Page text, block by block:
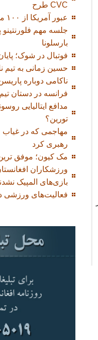
طرح CVC
عبور آمریکا از ۱۰۰ مدال در توکیو
جلسه مهم فلورنتینو
بارسلونا
فوتبال در شوک؛
حسین زمانی به تیم
ناکامی دوباره
فرانسه در دستان
مدافع ایتالیایی
تورین؟
مهاجمی که در غیاب
رهبری کرد
مک کیون؛ موفق
ورزشکاران
بازی‌های المپیک
فعالیت‌های ورزشی